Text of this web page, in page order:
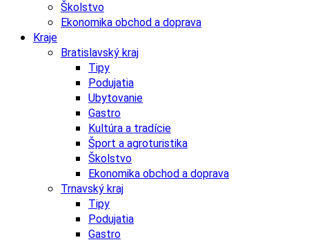
Školstvo
Ekonomika obchod a doprava
Kraje
Bratislavský kraj
Tipy
Podujatia
Ubytovanie
Gastro
Kultúra a tradície
Šport a agroturistika
Školstvo
Ekonomika obchod a doprava
Trnavský kraj
Tipy
Podujatia
Gastro